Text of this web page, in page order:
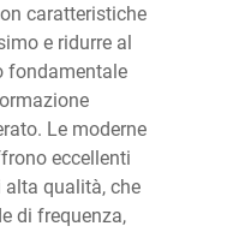
caratteristiche
e ridurre al
fondamentale
Le moderne
eccellenti
qualità, che
di frequenza,